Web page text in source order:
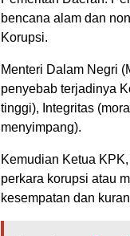
bencana alam dan
Korupsi.
Menteri Dalam Negri
penyebab terjadinya
tinggi), Integritas
menyimpang).
Kemudian Ketua
perkara korupsi atau
kesempatan dan